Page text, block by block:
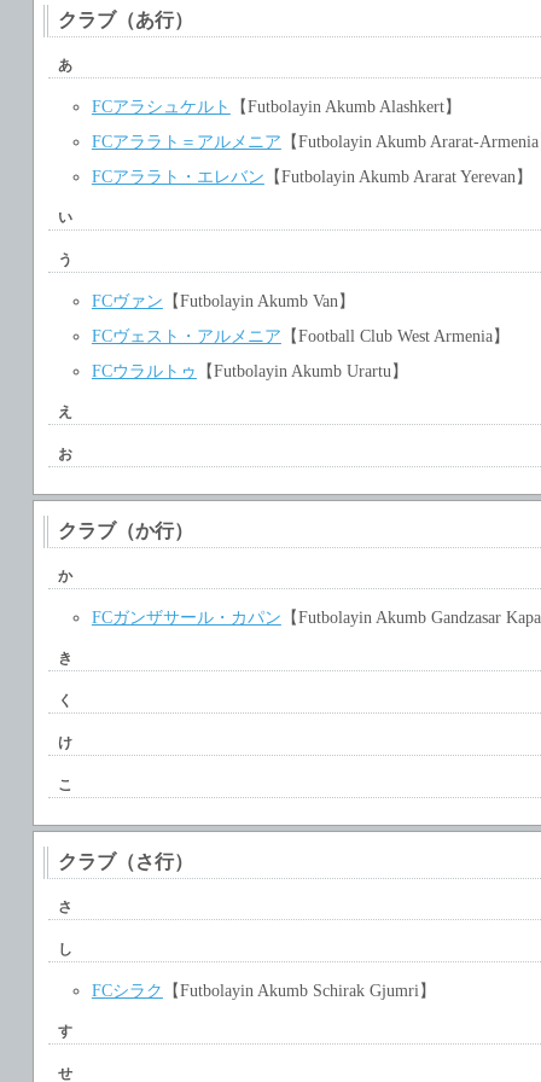
クラブ（あ行）
あ
FCアラシュケルト
【Futbolayin Akumb Alashkert】
FCアララト＝アルメニア 【Futbolayin Akumb Ararat-
FCアララト・エレバン 【Futbolayin Akumb Ararat Yerevan】
い
う
FCヴァン 【Futbolayin Akumb Van】
FCヴェスト・アルメニア 【Football Club West Armenia】
FCウラルトゥ
【Futbolayin Akumb Urartu】
え
お
クラブ（か行）
か
FCガンザサール・カパン 【Futbolayin Akumb Gandzasar
き
く
け
こ
クラブ（さ行）
さ
し
FCシラク 【Futbolayin Akumb Schirak Gjumri】
す
せ